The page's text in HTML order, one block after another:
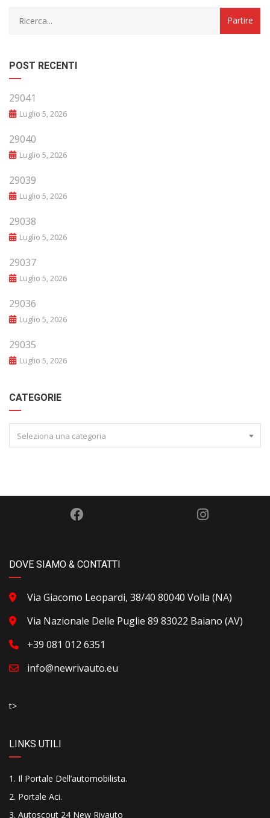
POST RECENTI
29041
Luglio 5, 2026
29040
Luglio 5, 2026
29039
Luglio 5, 2026
29038
Luglio 5, 2026
29037
Luglio 5, 2026
29036
Luglio 5, 2026
29035
Luglio 5, 2026
CATEGORIE
Seleziona una categoria
DOVE SIAMO & CONTATTI
Via Giacomo Leopardi, 38/40 80040 Volla (NA)
Via Nazionale Delle Puglie 89 83022 Baiano (AV)
+39 081 012 6351
info@newrivauto.eu
t>
LINKS UTILI
Il Portale Dell’automobilista.
Portale Aci.
Autoscout 24 New Rivauto